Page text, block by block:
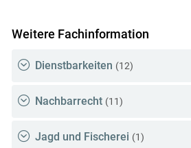
Weitere Fachinformation
Dienstbarkeiten (12)
Nachbarrecht (11)
Jagd und Fischerei (1)